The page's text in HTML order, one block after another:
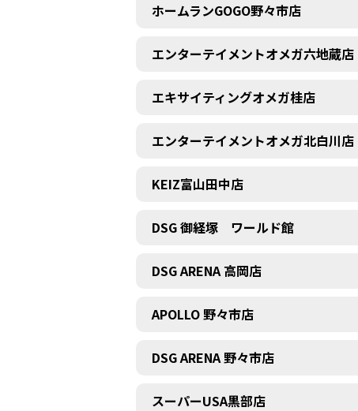
ホームランGOGO野々市店
エンターテイメントオメガ六地蔵店
エキサイティングオメガ桂店
エンターテイメントオメガ北白川店
KEIZ富山田中店
DSG 御経塚 ワールド館
DSG ARENA 高岡店
APOLLO 野々市店
DSG ARENA 野々市店
スーパーUSA黒部店